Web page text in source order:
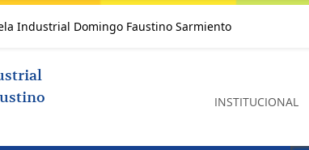
Industrial Domingo Faustino Sarmiento
INSTITUCIONAL